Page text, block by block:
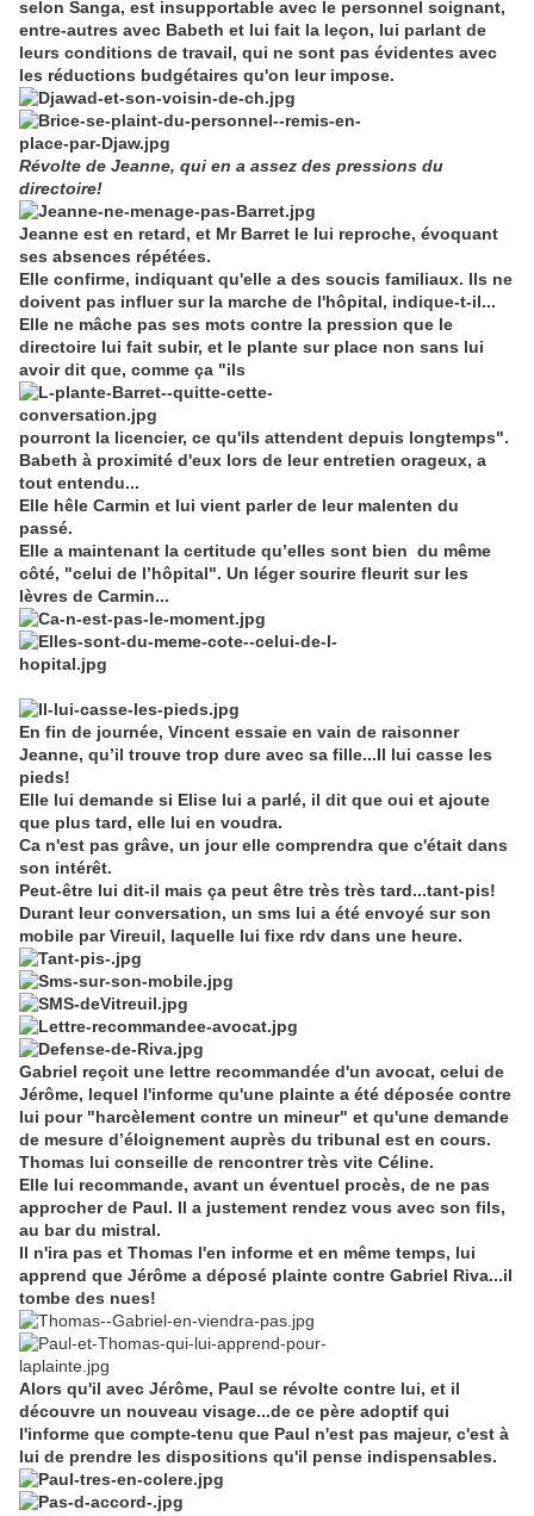
selon Sanga, est insupportable avec le personnel soignant,
entre-autres avec Babeth et lui fait la leçon, lui parlant de
leurs conditions de travail, qui ne sont pas évidentes avec
les réductions budgétaires qu'on leur impose.
Révolte de Jeanne, qui en a assez des pressions du
directoire!
Jeanne est en retard, et Mr Barret le lui reproche, évoquant
ses absences répétées.
Elle confirme, indiquant qu'elle a des soucis familiaux. Ils ne
doivent pas influer sur la marche de l'hôpital, indique-t-il...
Elle ne mâche pas ses mots contre la pression que le
directoire lui fait subir, et le plante sur place non sans lui
avoir dit que, comme ça "ils
pourront la licencier, ce qu'ils attendent depuis longtemps".
Babeth à proximité d'eux lors de leur entretien orageux, a
tout entendu...
Elle hêle Carmin et lui vient parler de leur malenten du
passé.
Elle a maintenant la certitude qu’elles sont bien du même
côté, "celui de l’hôpital". Un léger sourire fleurit sur les
lèvres de Carmin...
En fin de journée, Vincent essaie en vain de raisonner
Jeanne, qu’il trouve trop dure avec sa fille...Il lui casse les
pieds!
Elle lui demande si Elise lui a parlé, il dit que oui et ajoute
que plus tard, elle lui en voudra.
Ca n'est pas grâve, un jour elle comprendra que c'était dans
son intérêt.
Peut-être lui dit-il mais ça peut être très très tard...tant-pis!
Durant leur conversation, un sms lui a été envoyé sur son
mobile par Vireuil, laquelle lui fixe rdv dans une heure.
Gabriel reçoit une lettre recommandée d'un avocat, celui de
Jérôme, lequel l'informe qu'une plainte a été déposée contre
lui pour "harcèlement contre un mineur" et qu'une demande
de mesure d’éloignement auprès du tribunal est en cours.
Thomas lui conseille de rencontrer très vite Céline.
Elle lui recommande, avant un éventuel procès, de ne pas
approcher de Paul. Il a justement rendez vous avec son fils,
au bar du mistral.
Il n'ira pas et Thomas l'en informe et en même temps, lui
apprend que Jérôme a déposé plainte contre Gabriel Riva...il
tombe des nues!
Alors qu'il avec Jérôme, Paul se révolte contre lui, et il
découvre un nouveau visage...de ce père adoptif qui
l'informe que compte-tenu que Paul n'est pas majeur, c'est à
lui de prendre les dispositions qu'il pense indispensables.